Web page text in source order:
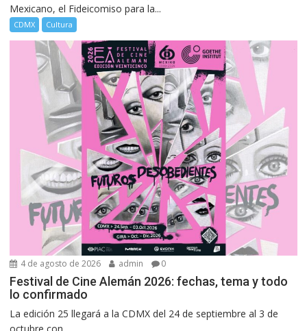
Mexicano, el Fideicomiso para la...
CDMX Cultura
4 de agosto de 2026 admin 0
Festival de Cine Alemán 2026: fechas, tema y todo
lo confirmado
La edición 25 llegará a la CDMX del 24 de septiembre al 3 de